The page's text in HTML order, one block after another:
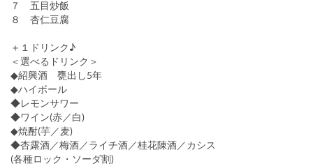
７ 五目炒飯
８ 杏仁豆腐
＋１ドリンク♪
＜選べるドリンク＞
◆紹興酒 甕出し5年
◆ハイボール
◆レモンサワー
◆ワイン(赤／白)
◆焼酎(芋／麦)
◆杏露酒／梅酒／ライチ酒／桂花陳酒／カシス
(各種ロック・ソーダ割)